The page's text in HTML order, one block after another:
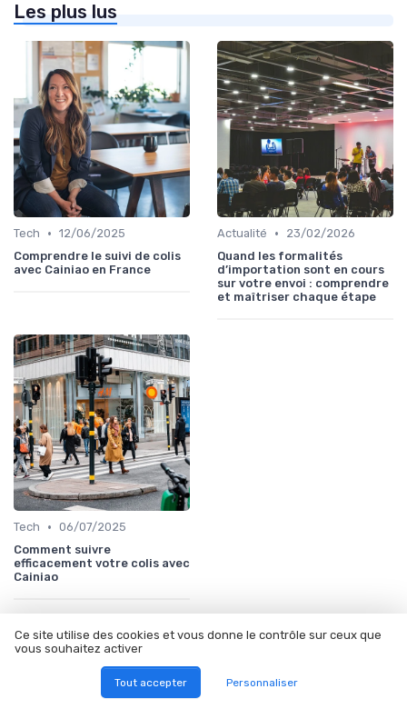
Les plus lus
Tech • 12/06/2025
Comprendre le suivi de colis
avec Cainiao en France
Actualité •
23/02/2026
Quand les formalités
d’importation sont en cours
sur votre envoi : comprendre
et maîtriser chaque étape
Tech • 06/07/2025
Comment suivre
efficacement votre colis avec
Cainiao
À lire aussi
Ce site utilise des cookies et vous donne le contrôle sur ceux que
vous souhaitez activer
Tout accepter Personnaliser